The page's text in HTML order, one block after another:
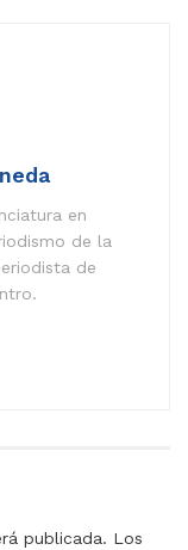
en
de la
de
publicada. Los